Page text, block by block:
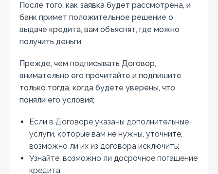
После того, как заявка будет рассмотрена, и
банк примет положительное решение о
выдаче кредита, вам объяснят, где можно
получить деньги.
Прежде, чем подписывать Договор,
внимательно его прочитайте и подпишите
только тогда, когда будете уверены, что
поняли его условия;
Если в Договоре указаны дополнительные
услуги, которые вам не нужны, уточните,
возможно ли их из договора исключить;
Узнайте, возможно ли досрочное погашение
кредита;